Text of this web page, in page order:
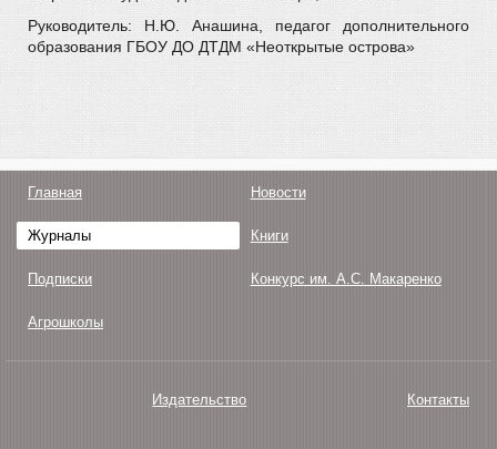
Руководитель: Н.Ю. Анашина, педагог дополнительного
образования ГБОУ ДО ДТДМ «Неоткрытые острова»
Главная Новости
Журналы Книги
Подписки Конкурс им. А.С. Макаренко
Агрошколы
Издательство Контакты